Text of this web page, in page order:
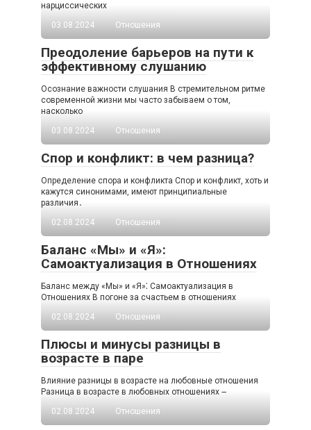
нарциссических
03.08.2024
Отношения
Преодоление барьеров на пути к
эффективному слушанию
Осознание важности слушания В стремительном ритме
современной жизни мы часто забываем о том,
насколько
03.08.2024
Отношения
Спор и конфликт: в чем разница?
Определение спора и конфликта Спор и конфликт, хоть и
кажутся синонимами, имеют принципиальные
различия․
02.08.2024
Отношения
Баланс «Мы» и «Я»:
Самоактуализация в Отношениях
Баланс между «Мы» и «Я»⁚ Самоактуализация в
Отношениях В погоне за счастьем в отношениях
02.08.2024
Отношения
Плюсы и минусы разницы в
возрасте в паре
Влияние разницы в возрасте на любовные отношения
Разница в возрасте в любовных отношениях ౼
02.08.2024
Отношения